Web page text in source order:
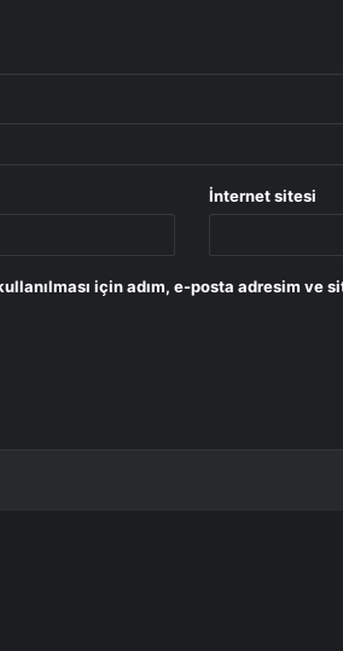
İnternet sitesi
için adım, e-posta adresim ve